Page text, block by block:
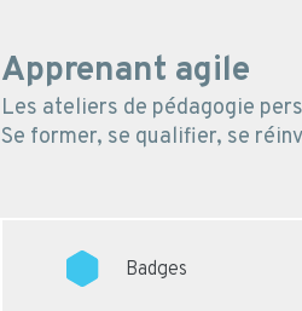
Apprenant agile
Les ateliers de pédagogie
Se former, se qualifier, se